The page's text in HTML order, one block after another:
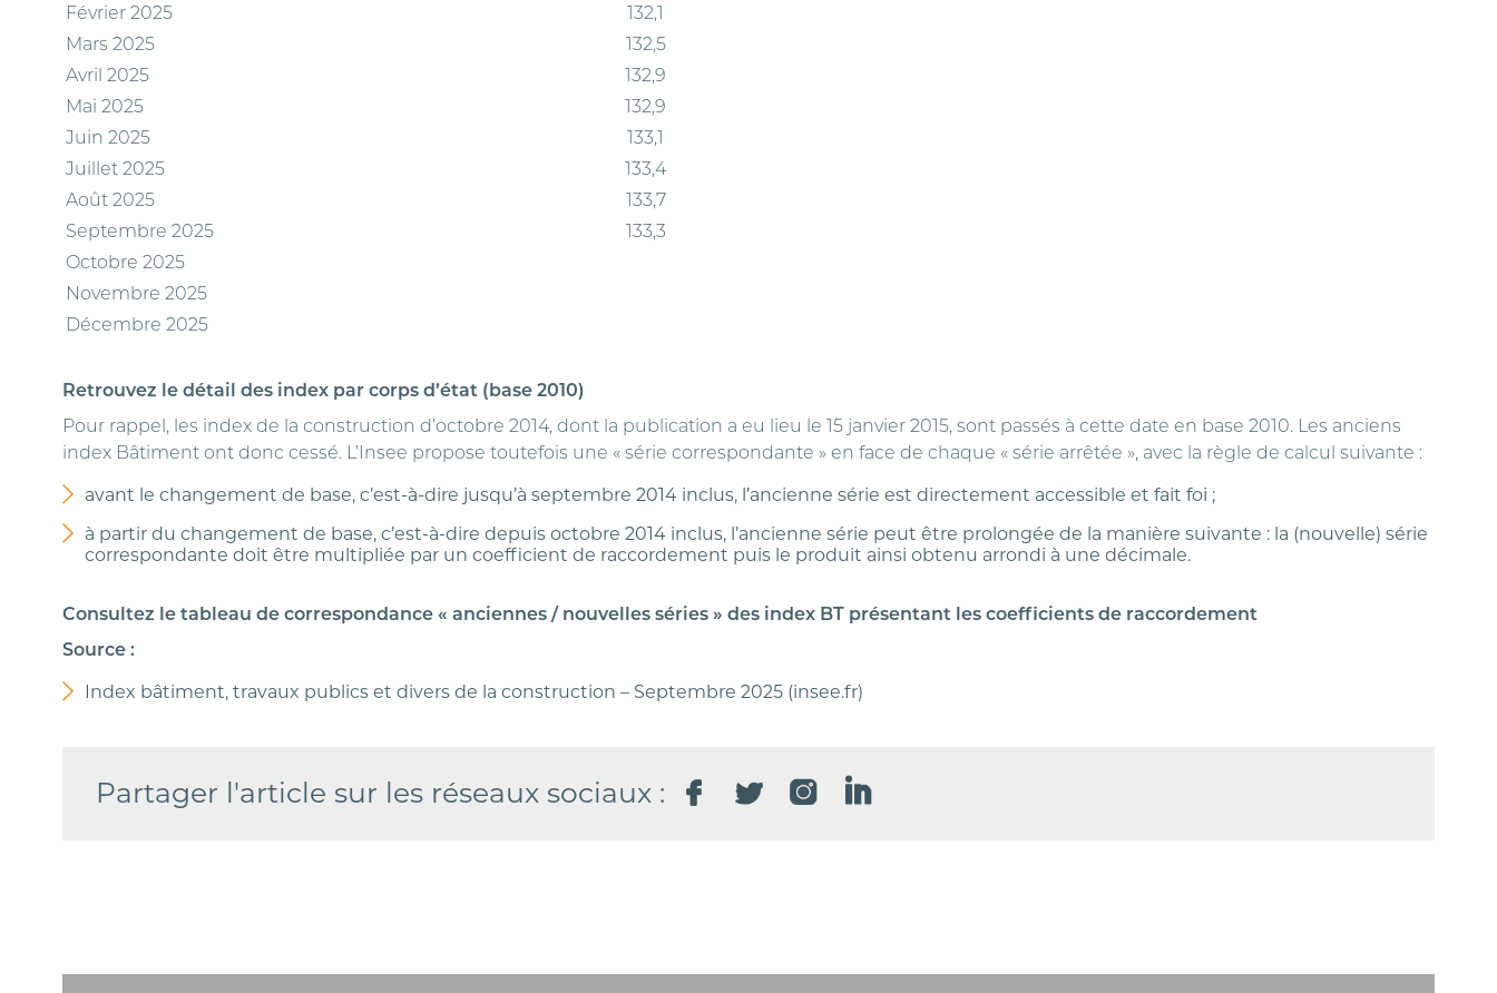
Février 2025
132,1
Mars 2025
132,5
Avril 2025
132,9
Mai 2025
132,9
Juin 2025
133,1
Juillet 2025
133,4
Août 2025
133,7
Septembre 2025
133,3
Octobre 2025
Novembre 2025
Décembre 2025
Retrouvez le détail des index par corps d’état (base 2010)
Pour rappel, les index de la construction d’octobre 2014, dont la publication a eu lieu le 15 janvier 2015, sont passés à cette date en base 2010. Les anciens
index Bâtiment ont donc cessé. L’Insee propose toutefois une « série correspondante » en face de chaque « série arrêtée », avec la règle de calcul suivante :
avant le changement de base, c’est-à-dire jusqu’à septembre 2014 inclus, l’ancienne série est directement accessible et fait foi ;
à partir du changement de base, c’est-à-dire depuis octobre 2014 inclus, l’ancienne série peut être prolongée de la manière suivante : la (nouvelle) série
correspondante doit être multipliée par un coefficient de raccordement puis le produit ainsi obtenu arrondi à une décimale.
Consultez le tableau de correspondance « anciennes / nouvelles séries » des index BT présentant les coefficients de raccordement
Source :
Index bâtiment, travaux publics et divers de la construction – Septembre 2025 (insee.fr)
Partager l'article sur les réseaux sociaux :